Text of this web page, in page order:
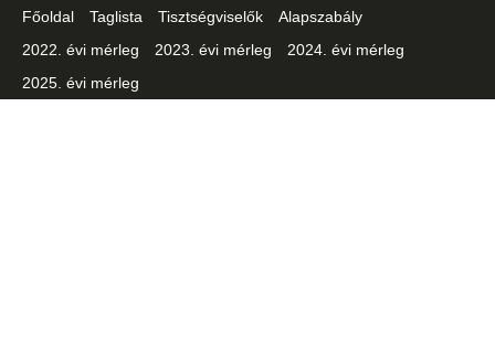
Főoldal Taglista Tisztségviselők
Alapszabály
2022. évi mérleg
2023. évi mérleg
2024. évi mérleg
2025. évi mérleg